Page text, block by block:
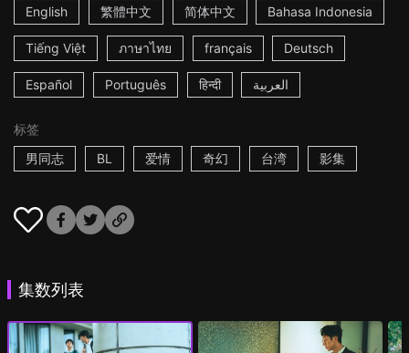
English
繁體中文 简体中文 Bahasa Indonesia
Tiếng Việt ภาษาไทย français Deutsch
Español Português हिन्दी العربية
标签
男同志
BL 爱情 奇幻 台湾 影集
集数列表